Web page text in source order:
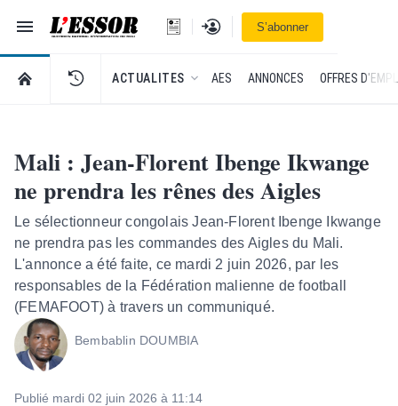
Navigation
L'Essor - retour à la une
Se connecterS’abonner
RETOUR À LA PAGE D’ACCUEIL DE L'ESSOR
ACTUALITES AES ANNONCES OFFRES
Mali : Jean-Florent Ibenge Ikwange
ne prendra les rênes des Aigles
Le sélectionneur congolais Jean-Florent Ibenge Ikwange
ne prendra pas les commandes des Aigles du Mali.
L'annonce a été faite, ce mardi 2 juin 2026, par les
responsables de la Fédération malienne de football
(FEMAFOOT) à travers un communiqué.
Bembablin DOUMBIA
Publié mardi 02 juin 2026 à 11:14